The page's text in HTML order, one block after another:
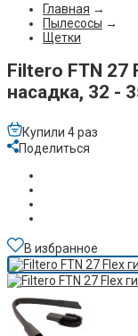
Главная →
Пылесосы →
Щетки
Filtero FTN 27
насадка, 32 -
Купили 4 раз
Поделиться
В избранное